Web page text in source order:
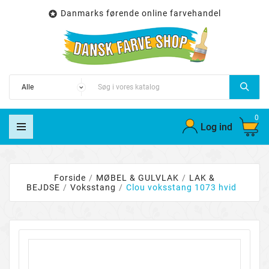
 Danmarks førende online farvehandel
Log ind
0
Forside MØBEL & GULVLAK
LAK &
BEJDSE
Voksstang Clou voksstang 1073 hvid